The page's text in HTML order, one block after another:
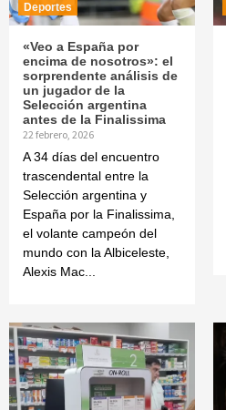
Deportes
«Veo a España por
encima de nosotros»: el
sorprendente análisis de
un jugador de la
Selección argentina
antes de la Finalissima
22 febrero, 2026
A 34 días del encuentro
trascendental entre la
Selección argentina y
España por la Finalissima,
el volante campeón del
mundo con la Albiceleste,
Alexis Mac...